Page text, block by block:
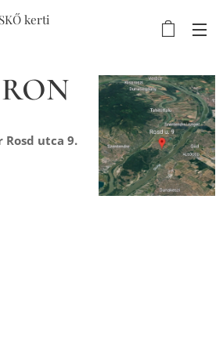
kerti
Rosd utca 9.